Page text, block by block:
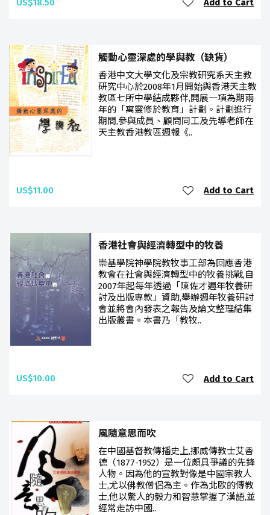
US$18.50 Add to Cart
觸動心靈深處的學與教（缺貨）
香港中文大學文化及宗教研究系天主教
研究中心於2008年1月開始與香港天主教
教區七所中學結成夥伴,開展一項為期兩
年的「寓靈修於教育」計劃。計劃進行
期間,參與成員、顧問同工及先導老師在
天主教香港教區週報《..
US$11.00 Add to Cart
香港社會與經濟轉型中的牧養
崇基學院神學院教牧事工部為回應香港
教會在社會與經濟轉型中的牧養挑戰,自
2007年起每年透過「陳佐才週年牧養研
討及出版專款」資助,舉辦週年牧養研討
會並將會內發表之報告及論文整理結集
出版叢書。本書乃「教牧..
US$10.00 Add to Cart
風隨意思而吹
在中國基督教傳播史上,挪威傳教士艾香
德（1877-1952）是一位頗具爭議的先鋒
人物。因為他的宣教對像是中國宗教人
士,尤以佛教僧侶為主。作為北歐的傳教
士,他以驚人的毅力和智慧掌握了漢語,並
經常走訪中國..